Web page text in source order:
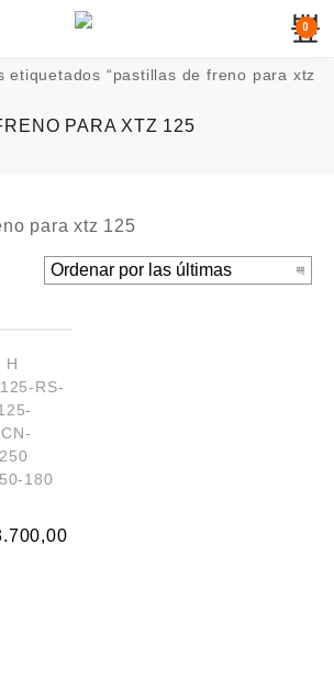
0
etiquetados “pastillas de freno para xtz
PARA XTZ 125
H
RS-
180